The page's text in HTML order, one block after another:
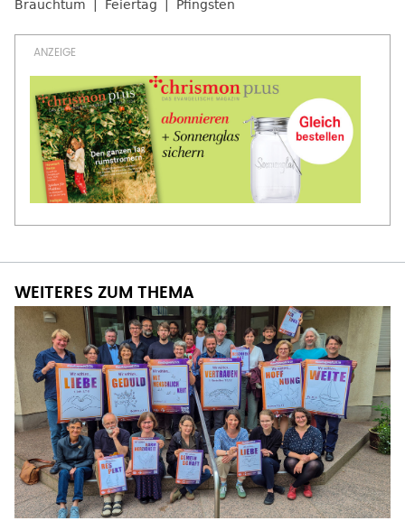
Brauchtum Feiertag Pfingsten
WEITERES ZUM THEMA